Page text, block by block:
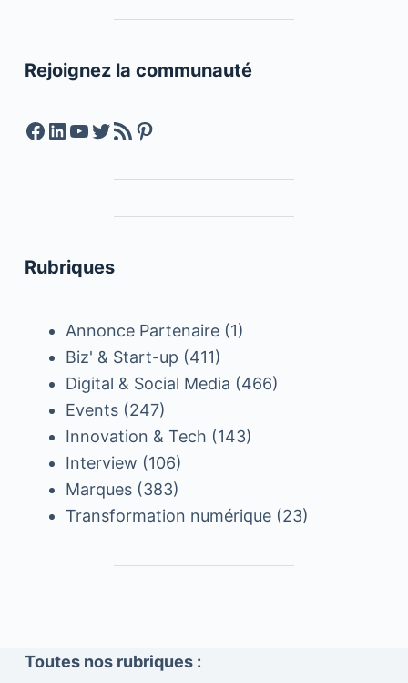
Rejoignez la communauté
Facebook
LinkedIn
YouTube
Twitter
Feed RSSPinterest
Rubriques
Annonce Partenaire(1)
Biz' & Start-up (411)
Digital & Social Media (466)
Events(247)
Innovation & Tech (143)
Interview (106)
Marques(383)
Transformation numérique(23)
Toutes nos rubriques :